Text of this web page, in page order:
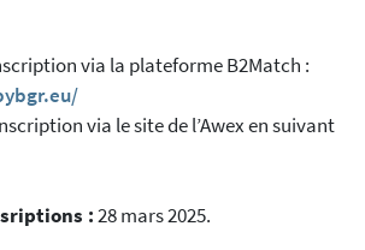
via la plateforme B2Match :
via le site de l’Awex en suivant
:28 mars 2025.